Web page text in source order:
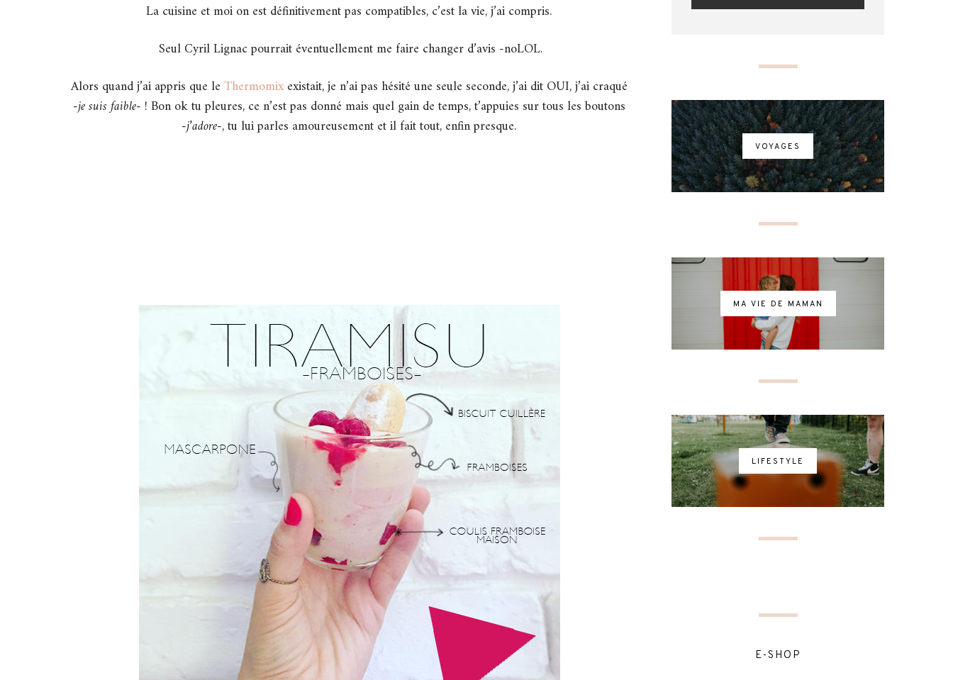
La cuisine et moi on est définitivement pas compatibles, c’est la vie, j’ai compris.
Seul Cyril Lignac pourrait éventuellement me faire changer d’avis -noLOL.
Alors quand j’ai appris que leThermomixexistait, je n’ai pas hésité une seule seconde, j’ai dit OUI, j’ai craqué
-je suis faible- ! Bon ok tu pleures, ce n’est pas donné mais quel gain de temps, t’appuies sur tous les boutons
-j’adore-, tu lui parles amoureusement et il fait tout, enfin presque.
VOYAGES
MA VIE DE MAMAN
LIFESTYLE
E-SHOP